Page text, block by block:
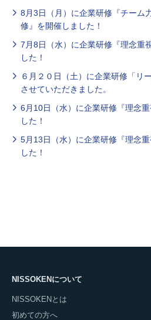
8月3日（月）に企業研修『チーム
修』を開催しました！
7月8日（水）に企業研修『理念重
した！
６月２０日（土）に企業研修「リ
させていただきました。
6月10日（水）に企業研修『理念
した！
5月13日（水）に企業研修『理念
した！
NISSOKENについて
NISSOKENとは
初めての方へ